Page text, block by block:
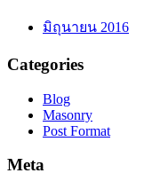
มิถุนายน 2016
Categories
Blog
Masonry
Post Format
Meta